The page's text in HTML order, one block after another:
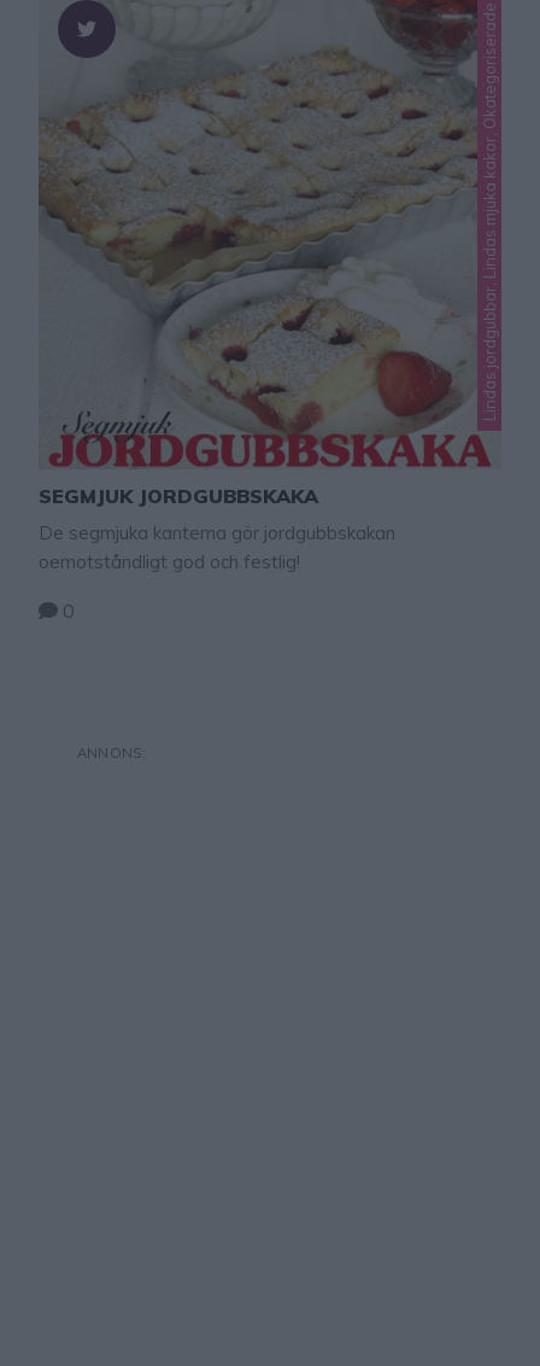
Lindas jordgubbar, Lindas mjuka kakor, Okategoriserade
SEGMJUK JORDGUBBSKAKA
De segmjuka kanterna gör jordgubbskakan
oemotståndligt god och festlig!
0